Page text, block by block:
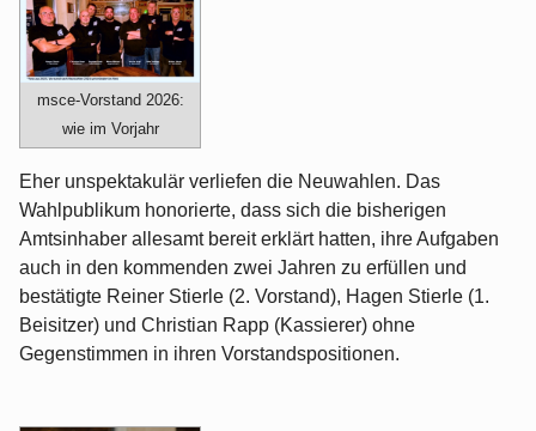
msce-Vorstand 2026:
wie im Vorjahr
Eher unspektakulär verliefen die Neuwahlen. Das
Wahlpublikum honorierte, dass sich die bisherigen
Amtsinhaber allesamt bereit erklärt hatten, ihre Aufgaben
auch in den kommenden zwei Jahren zu erfüllen und
bestätigte Reiner Stierle (2. Vorstand), Hagen Stierle (1.
Beisitzer) und Christian Rapp (Kassierer) ohne
Gegenstimmen in ihren Vorstandspositionen.